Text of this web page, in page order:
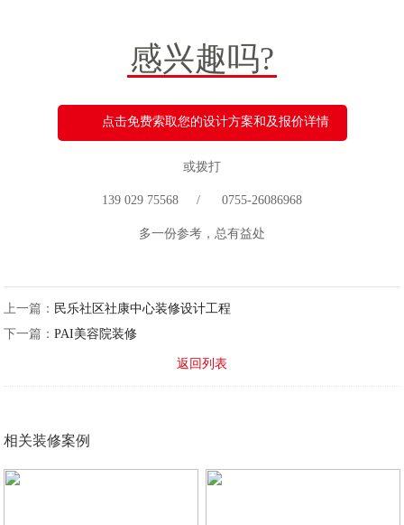
感兴趣吗?
点击免费索取您的设计方案和及报价详情
或拨打
139 029 75568 / 0755-26086968
多一份参考，总有益处
上一篇： 民乐社区社康中心装修设计工程
下一篇：PAI美容院装修
返回列表
相关装修案例